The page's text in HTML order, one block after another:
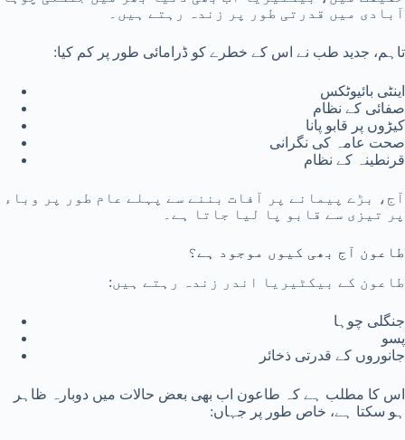
آبادی میں قدرتی طور پر زندہ رہتے ہیں۔
تاہم، جدید طب نے اس کے خطرے کو ڈرامائی طور پر کم کیا:
اینٹی بائیوٹکس
صفائی کے نظام
کیڑوں پر قابو پانا
صحت عامہ کی نگرانی
قرنطینہ کے نظام
آج، بڑے پیمانے پر آفات بننے سے پہلے عام طور پر وباء
پر تیزی سے قابو پا لیا جاتا ہے۔
طاعون آج بھی کیوں موجود ہے؟
طاعون کے بیکٹیریا اندر زندہ رہتے ہیں:
جنگلی چوہا
پسو
جانوروں کے قدرتی ذخائر
اس کا مطلب ہے کہ طاعون اب بھی بعض حالات میں دوبارہ ظاہر
ہو سکتا ہے، خاص طور پر جہاں: